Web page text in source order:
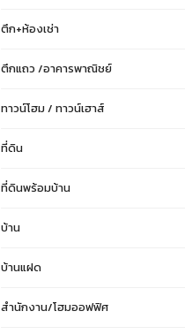
ตึก+ห้องเช่า
ตึกแถว /อาคารพาณิชย์
ทาวน์โฮม / ทาวน์เฮาส์
ที่ดิน
ที่ดินพร้อมบ้าน
บ้าน
บ้านแฝด
สำนักงาน/โฮมออฟฟิศ